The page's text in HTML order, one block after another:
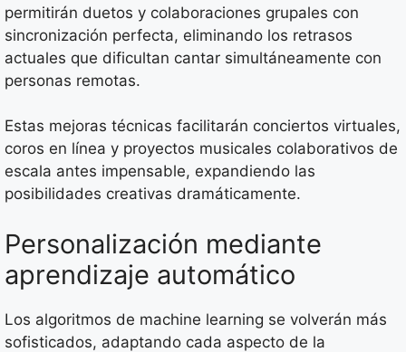
permitirán duetos y colaboraciones grupales con
sincronización perfecta, eliminando los retrasos
actuales que dificultan cantar simultáneamente con
personas remotas.
Estas mejoras técnicas facilitarán conciertos virtuales,
coros en línea y proyectos musicales colaborativos de
escala antes impensable, expandiendo las
posibilidades creativas dramáticamente.
Personalización mediante
aprendizaje automático
Los algoritmos de machine learning se volverán más
sofisticados, adaptando cada aspecto de la